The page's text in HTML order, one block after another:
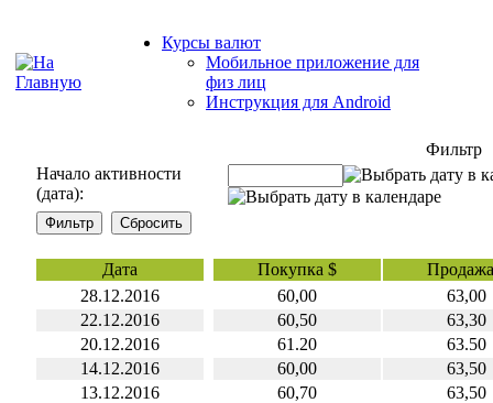
Курсы валют
Мобильное приложение для
физ лиц
Инструкция для Android
Фильтр
Начало активности
(дата):
Дата Покупка $
28.12.2016
60,00
63,00
22.12.2016
60,50
63,30
20.12.2016
61.20
63.50
14.12.2016
60,00
63,50
13.12.2016
60,70
63,50